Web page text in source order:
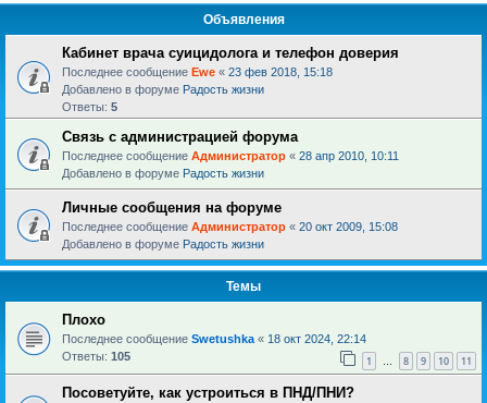
Объявления
Кабинет врача суицидолога и телефон доверия
Последнее сообщение Ewe « 23 фев 2018, 15:18
Добавлено в форуме Радость жизни
Ответы: 5
Связь с администрацией форума
Последнее сообщение Администратор « 28 апр 2010, 10:11
Добавлено в форуме Радость жизни
Личные сообщения на форуме
Последнее сообщение Администратор « 20 окт 2009, 15:08
Добавлено в форуме Радость жизни
Темы
Плохо
Последнее сообщение Swetushka « 18 окт 2024, 22:14
Ответы: 105 1 … 8 9 10 11
Посоветуйте, как устроиться в ПНД/ПНИ?